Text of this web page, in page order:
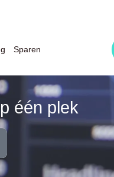
Sparen
één plek